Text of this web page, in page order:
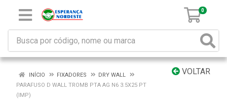
0
VOLTAR
INÍCIO FIXADORES
DRY WALL
PARAFUSO D WALL TROMB PTA AG N6 3.5X25 PT
(IMP)